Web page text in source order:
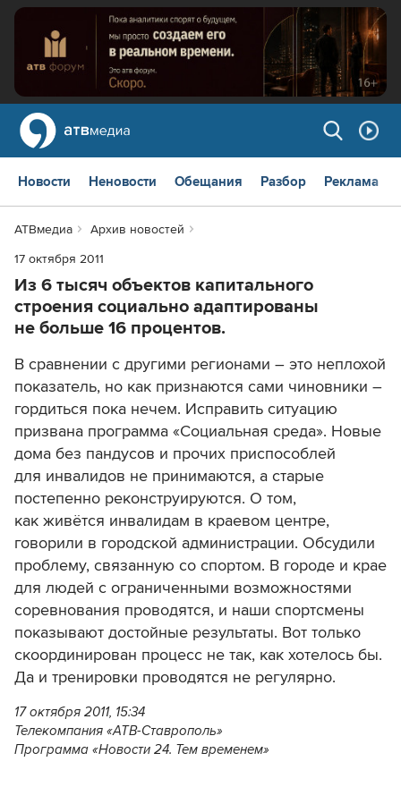
Новости Неновости Обещания Разбор Реклама
АТВмедиа
Архив новостей
17 октября 2011
Из 6 тысяч объектов капитального
строения социально адаптированы
не больше 16 процентов.
В сравнении с другими регионами – это неплохой
показатель, но как признаются сами чиновники –
гордиться пока нечем. Исправить ситуацию
призвана программа «Социальная среда». Новые
дома без пандусов и прочих приспособлей
для инвалидов не принимаются, а старые
постепенно реконструируются. О том,
как живётся инвалидам в краевом центре,
говорили в городской администрации. Обсудили
проблему, связанную со спортом. В городе и крае
для людей с ограниченными возможностями
соревнования проводятся, и наши спортсмены
показывают достойные результаты. Вот только
скоординирован процесс не так, как хотелось бы.
Да и тренировки проводятся не регулярно.
17 октября 2011, 15:34
Телекомпания «АТВ-Ставрополь»
Программа «Новости 24. Тем временем»